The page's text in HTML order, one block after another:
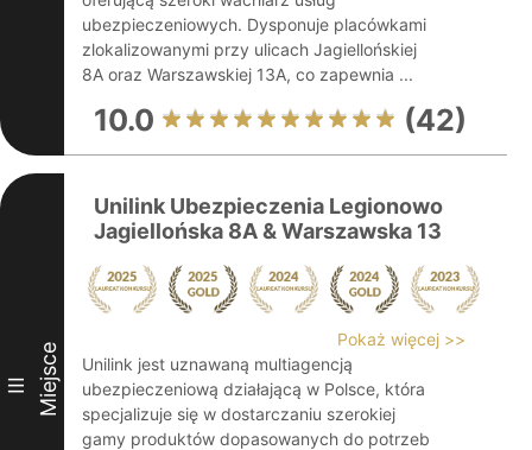
ubezpieczeniowych. Dysponuje placówkami
zlokalizowanymi przy ulicach Jagiellońskiej
8A oraz Warszawskiej 13A, co zapewnia ...
10.0 (42)
III Miejsce
Unilink Ubezpieczenia Legionowo
Jagiellońska 8A & Warszawska 13
Pokaż więcej >>
Unilink jest uznawaną multiagencją
ubezpieczeniową działającą w Polsce, która
specjalizuje się w dostarczaniu szerokiej
gamy produktów dopasowanych do potrzeb